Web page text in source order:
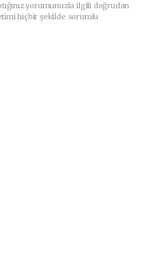
yorumunuzla ilgili doğrudan
hiçbir şekilde sorumlu